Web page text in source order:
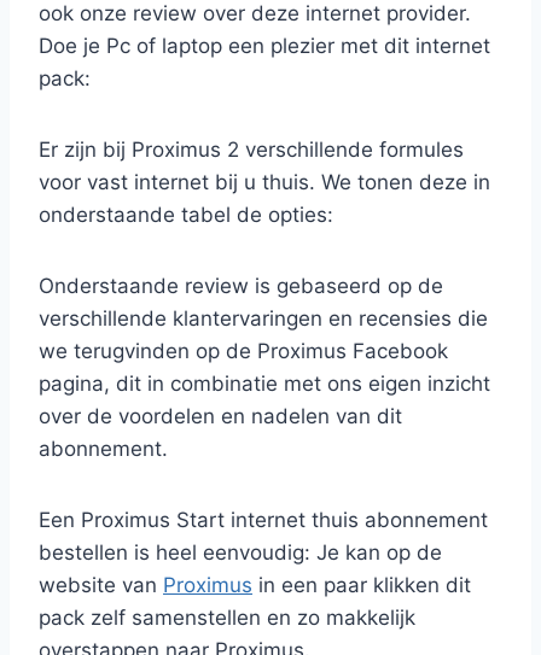
ook onze review over deze internet provider.
Doe je Pc of laptop een plezier met dit internet
pack:
Er zijn bij Proximus 2 verschillende formules
voor vast internet bij u thuis. We tonen deze in
onderstaande tabel de opties:
Onderstaande review is gebaseerd op de
verschillende klantervaringen en recensies die
we terugvinden op de Proximus Facebook
pagina, dit in combinatie met ons eigen inzicht
over de voordelen en nadelen van dit
abonnement.
Een Proximus Start internet thuis abonnement
bestellen is heel eenvoudig: Je kan op de
website van Proximus in een paar klikken dit
pack zelf samenstellen en zo makkelijk
overstappen naar Proximus.